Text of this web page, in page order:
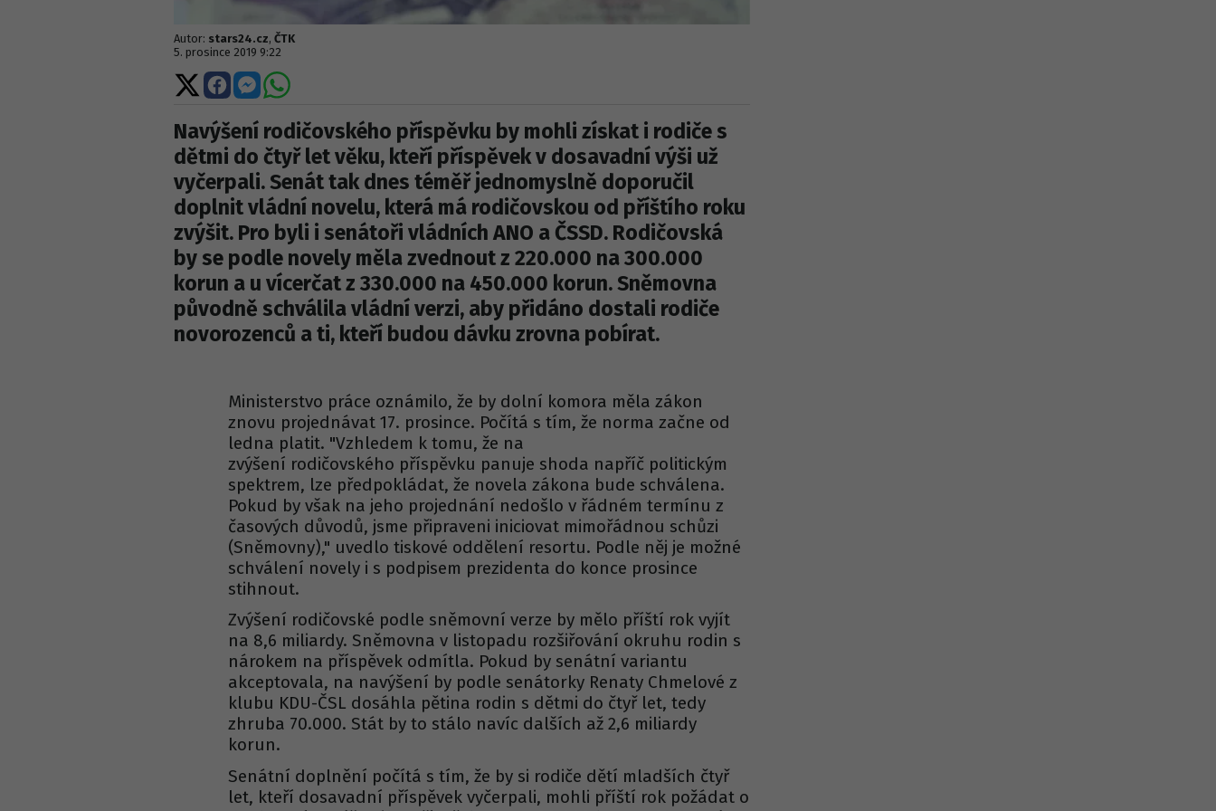
Autor: stars24.cz, ČTK
5. prosince 2019 9:22
Sdílet
na
Sdílet
na
Sdílet
na
Sdílet
Navýšení rodičovského příspěvku by mohli získat i rodiče s
dětmi do čtyř let věku, kteří příspěvek v dosavadní výši už
vyčerpali. Senát tak dnes téměř jednomyslně doporučil
doplnit vládní novelu, která má rodičovskou od příštího roku
zvýšit. Pro byli i senátoři vládních ANO a ČSSD. Rodičovská
by se podle novely měla zvednout z 220.000 na 300.000
korun a u vícerčat z 330.000 na 450.000 korun. Sněmovna
původně schválila vládní verzi, aby přidáno dostali rodiče
novorozenců a ti, kteří budou dávku zrovna pobírat.
Ministerstvo práce oznámilo, že by dolní komora měla zákon
znovu projednávat 17. prosince. Počítá s tím, že norma začne od
ledna platit. "Vzhledem k tomu, že na
zvýšení rodičovského příspěvku panuje shoda napříč politickým
spektrem, lze předpokládat, že novela zákona bude schválena.
Pokud by však na jeho projednání nedošlo v řádném termínu z
časových důvodů, jsme připraveni iniciovat mimořádnou schůzi
(Sněmovny)," uvedlo tiskové oddělení resortu. Podle něj je možné
schválení novely i s podpisem prezidenta do konce prosince
stihnout.
Zvýšení rodičovské podle sněmovní verze by mělo příští rok vyjít
na 8,6 miliardy. Sněmovna v listopadu rozšiřování okruhu rodin s
nárokem na příspěvek odmítla. Pokud by senátní variantu
akceptovala, na navýšení by podle senátorky Renaty Chmelové z
klubu KDU-ČSL dosáhla pětina rodin s dětmi do čtyř let, tedy
zhruba 70.000. Stát by to stálo navíc dalších až 2,6 miliardy
korun.
Senátní doplnění počítá s tím, že by si rodiče dětí mladších čtyř
let, kteří dosavadní příspěvek vyčerpali, mohli příští rok požádat o